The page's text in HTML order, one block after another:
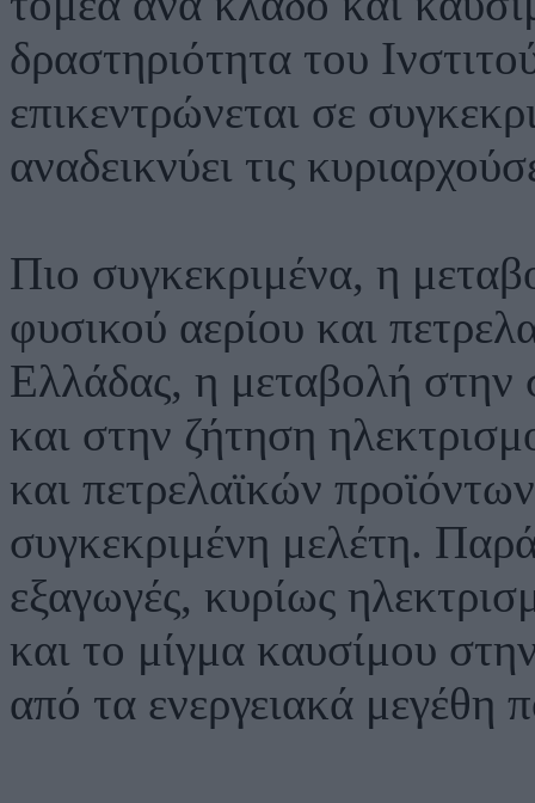
δραστηριότητα του
επικεντρώνεται σε
αναδεικνύει τις
Πιο συγκεκριμένα, η
φυσικού αερίου και
Ελλάδας, η μεταβολή στην
και στην ζήτηση
και πετρελαϊκών
συγκεκριμένη μελέτη.
εξαγωγές, κυρίως
και το μίγμα καυσίμου
από τα ενεργειακά μεγέθη